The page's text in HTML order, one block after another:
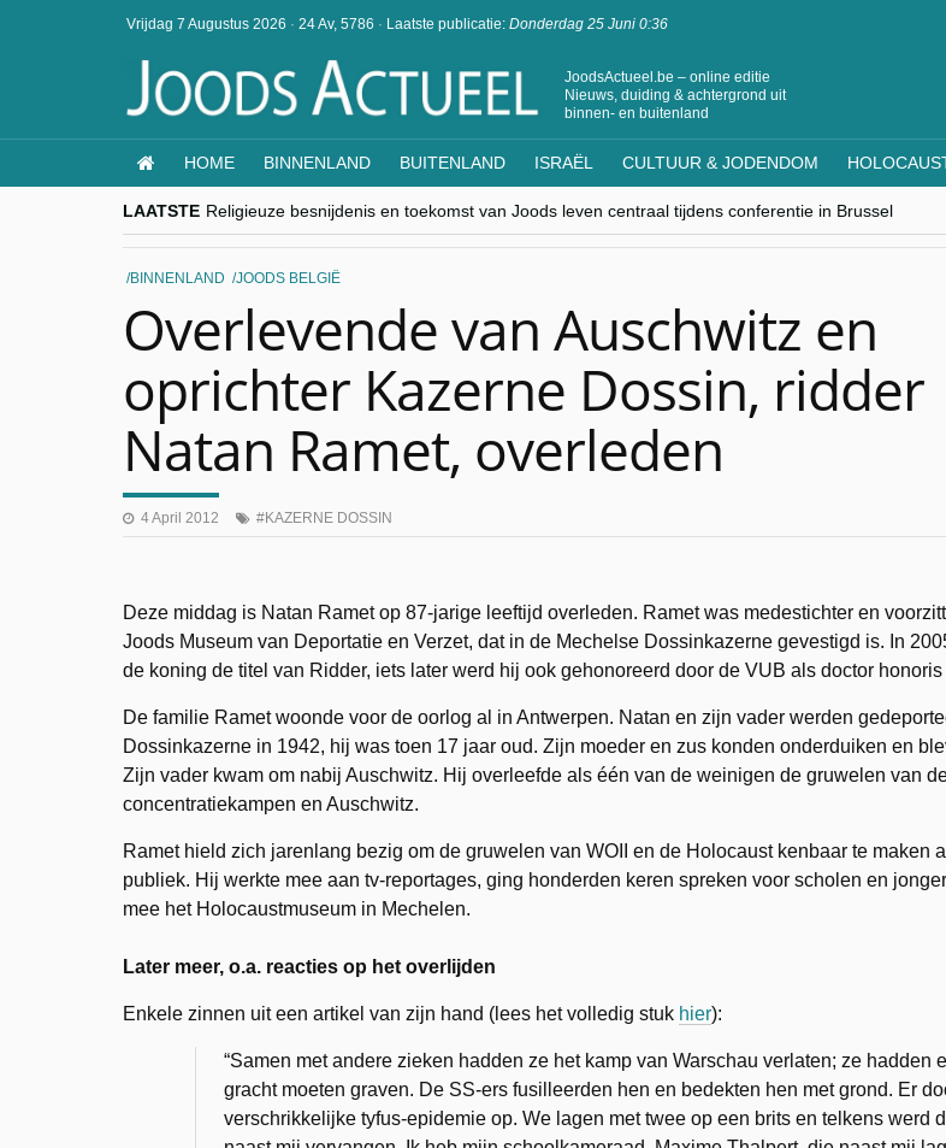
Vrijdag 7 Augustus 2026 · 24 Av, 5786 · Laatste publicatie: Donderdag 25 Juni 0:36
JoodsActueel.be – online editie
Nieuws, duiding & achtergrond uit
binnen- en buitenland
HOME BINNENLAND BUITENLAND ISRAËL CULTUUR & JODENDOM
LAATSTE Religieuze besnijdenis en toekomst van Joods leven centraal tijdens conferentie in Brussel
“Besnijdenisdebat toont hoe moeilijk seculiere Westen minderheden begrijpt”, Jinnih Beels
CITYTRIP | ROEMENIË – Boekarest: de verrassing van Oost-Europa
“Vandaag zit elke Jood in België op de beklaagdenbank”
BINNENLAND JOODS BELGIË
Overlevende van Auschwitz en
oprichter Kazerne Dossin, ridder
Natan Ramet, overleden
4 April 2012 KAZERNE DOSSIN
Deze middag is Natan Ramet op 87-jarige leeftijd overleden. Ramet was medestichter en
Joods Museum van Deportatie en Verzet, dat in de Mechelse Dossinkazerne gevestigd is. In
de koning de titel van Ridder, iets later werd hij ook gehonoreerd door de VUB als doctor honoris
De familie Ramet woonde voor de oorlog al in Antwerpen. Natan en zijn vader werden
Dossinkazerne in 1942, hij was toen 17 jaar oud. Zijn moeder en zus konden onderduiken en
Zijn vader kwam om nabij Auschwitz. Hij overleefde als één van de weinigen de gruwelen van
concentratiekampen en Auschwitz.
Ramet hield zich jarenlang bezig om de gruwelen van WOII en de Holocaust kenbaar te maken
publiek. Hij werkte mee aan tv-reportages, ging honderden keren spreken voor scholen en
mee het Holocaustmuseum in Mechelen.
Later meer, o.a. reacties op het overlijden
Enkele zinnen uit een artikel van zijn hand (lees het volledig stuk hier):
“Samen met andere zieken hadden ze het kamp van Warschau verlaten; ze hadden
gracht moeten graven. De SS-ers fusilleerden hen en bedekten hen met grond. Er
verschrikkelijke tyfus-epidemie op. We lagen met twee op een brits en telkens werd